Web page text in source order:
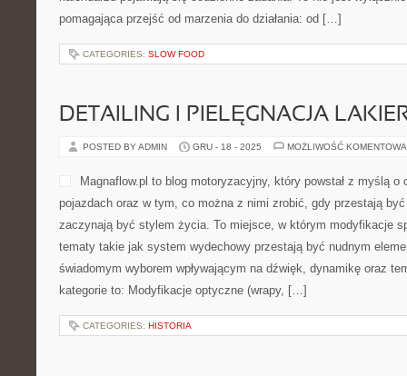
pomagająca przejść od marzenia do działania: od […]
CATEGORIES: SLOW FOOD
DETAILING I PIELĘGNACJA
POSTED BY ADMIN GRU - 18 - 2025 MOŻLIWOŚĆ
Magnaflow.pl to blog motoryzacyjny, który powstał z myślą o
pojazdach oraz w tym, co można z nimi zrobić, gdy przestają
zaczynają być stylem życia. To miejsce, w którym modyfikacje
tematy takie jak system wydechowy przestają być nudnym
świadomym wyborem wpływającym na dźwięk, dynamikę oraz
kategorie to: Modyfikacje optyczne (wrapy, […]
CATEGORIES: HISTORIA